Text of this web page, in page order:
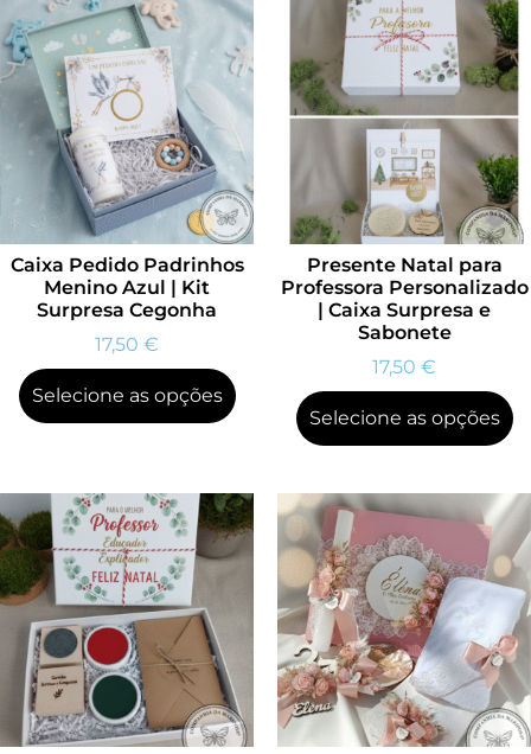
Caixa Pedido Padrinhos
Menino Azul | Kit
Surpresa Cegonha
17,50 €
Selecione as opções
Presente Natal para
Professora Personalizado
| Caixa Surpresa e
Sabonete
17,50 €
Selecione as opções